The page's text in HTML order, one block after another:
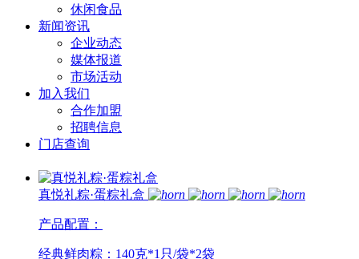
休闲食品
新闻资讯
企业动态
媒体报道
市场活动
加入我们
合作加盟
招聘信息
门店查询
真悦礼粽·蛋粽礼盒
产品配置：
经典鲜肉粽：140克*1只/袋*2袋